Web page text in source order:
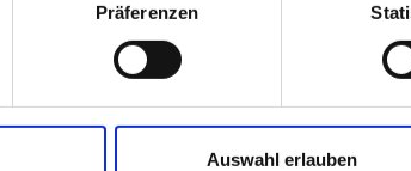
Präferenzen
Auswahl erlauben